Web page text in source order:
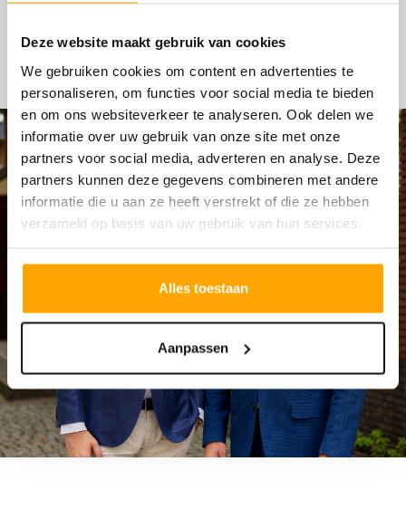
Deze website maakt gebruik van cookies
We gebruiken cookies om content en advertenties te
personaliseren, om functies voor social media te bieden
en om ons websiteverkeer te analyseren. Ook delen we
informatie over uw gebruik van onze site met onze
partners voor social media, adverteren en analyse. Deze
partners kunnen deze gegevens combineren met andere
informatie die u aan ze heeft verstrekt of die ze hebben
verzameld op basis van uw gebruik van hun services.
Alles toestaan
Aanpassen